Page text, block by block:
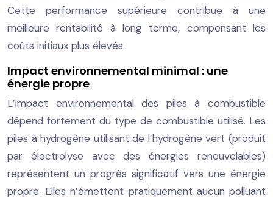
Cette performance supérieure contribue à une
meilleure rentabilité à long terme, compensant les
coûts initiaux plus élevés.
Impact environnemental minimal : une
énergie propre
L’impact environnemental des piles à combustible
dépend fortement du type de combustible utilisé. Les
piles à hydrogène utilisant de l’hydrogène vert (produit
par électrolyse avec des énergies renouvelables)
représentent un progrès significatif vers une énergie
propre. Elles n’émettent pratiquement aucun polluant